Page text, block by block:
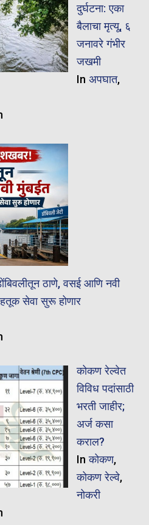
दुर्घटना: एका
बैलाचा मृत्यू, ६
जनावरे गंभीर
जखमी
In अपघात,
ठाणे, वसई आणि नवी
सेवा सुरू होणार
कोकण रेल्वेत
विविध पदांसाठी
भरती जाहीर;
अर्ज कसा
कराल?
Inकोकण,
कोकण रेल्वे,
नोकरी